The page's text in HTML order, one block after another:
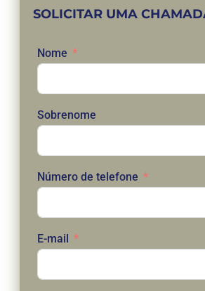
SOLICITAR UMA
Nome
Sobrenome
Número de telefone
E-mail